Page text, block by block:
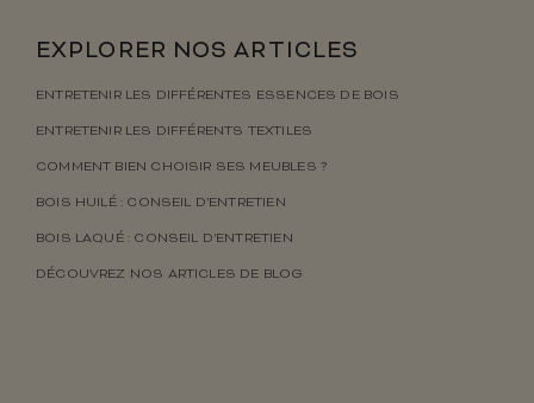
EXPLORER NOS ARTICLES
ENTRETENIR LES DIFFÉRENTES ESSENCES DE BOIS
ENTRETENIR LES DIFFÉRENTS TEXTILES
COMMENT BIEN CHOISIR SES MEUBLES ?
BOIS HUILÉ : CONSEIL D’ENTRETIEN
BOIS LAQUÉ : CONSEIL D’ENTRETIEN
DÉCOUVREZ NOS ARTICLES DE BLOG